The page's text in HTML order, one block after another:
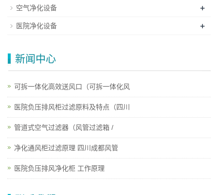
空气净化设备 +
医院净化设备 +
新闻中心
可拆一体化高效送风口（可拆一体化风
医院负压排风柜过滤原料及特点（四川
管道式空气过滤器（风管过滤箱 /
净化通风柜过滤原理 四川成都风管
医院负压排风净化柜 工作原理